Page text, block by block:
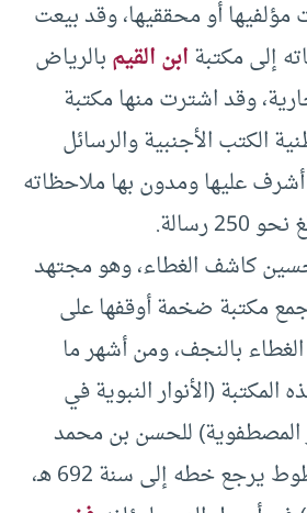
مؤلفيها أو محققيها، وقد بيعت
إلى مكتبةابن القيمبالرياض
وقد اشترت منها مكتبة
الكتب الأجنبية والرسائل
أشرف عليها ومدون بها ملاحظاته
رسالة.
كاشف الغطاء، وهو مجتهد
مكتبة ضخمة أوقفها على
بالنجف، ومن أشهر ما
(الأنوار النبوية في
المصطفوية) للحسن بن محمد
الصاغاني مخطوط يرجع خطه إلى سنة 692 هـ،